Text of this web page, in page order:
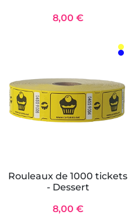
8,00 €
Rouleaux de 1000 tickets
- Dessert
8,00 €